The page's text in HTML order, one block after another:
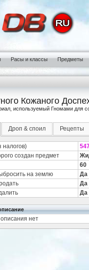
Расы и классы Предметы
Кожаного
используемый Гномами для
Дроп & споил Рецепты
налогов)
создан предмет
60
на землю
Да
Да
Да
нет